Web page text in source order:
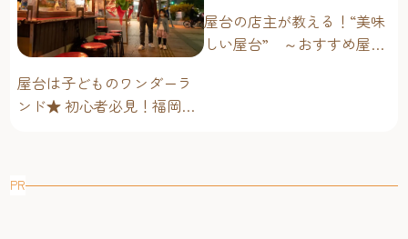
屋台は子どものワンダーラ
ンド★ 初心者必見！福岡博
屋台の店主が教える！“美味
しい屋台” ～おすすめ屋台
PR